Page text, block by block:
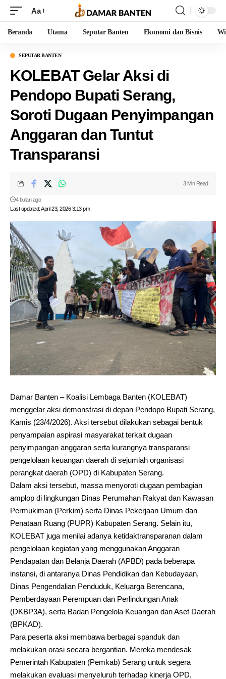
Aa
Beranda Utama Seputar Banten Ekonomi dan Bisnis
SEPUTAR BANTEN
KOLEBAT Gelar Aksi di
Pendopo Bupati Serang,
Soroti Dugaan Penyimpangan
Anggaran dan Tuntut
Transparansi
Last updated: April 23, 2026 3:13 pm
4 bulan ago
3 Min Read
Damar Banten – Koalisi Lembaga Banten (KOLEBAT)
menggelar aksi demonstrasi di depan Pendopo Bupati Serang,
Kamis (23/4/2026). Aksi tersebut dilakukan sebagai bentuk
penyampaian aspirasi masyarakat terkait dugaan
penyimpangan anggaran serta kurangnya transparansi
pengelolaan keuangan daerah di sejumlah organisasi
perangkat daerah (OPD) di Kabupaten Serang.
Dalam aksi tersebut, massa menyoroti dugaan pembagian
amplop di lingkungan Dinas Perumahan Rakyat dan Kawasan
Permukiman (Perkim) serta Dinas Pekerjaan Umum dan
Penataan Ruang (PUPR) Kabupaten Serang. Selain itu,
KOLEBAT juga menilai adanya ketidaktransparanan dalam
pengelolaan kegiatan yang menggunakan Anggaran
Pendapatan dan Belanja Daerah (APBD) pada beberapa
instansi, di antaranya Dinas Pendidikan dan Kebudayaan,
Dinas Pengendalian Penduduk, Keluarga Berencana,
Pemberdayaan Perempuan dan Perlindungan Anak
(DKBP3A), serta Badan Pengelola Keuangan dan Aset Daerah
(BPKAD).
Para peserta aksi membawa berbagai spanduk dan
melakukan orasi secara bergantian. Mereka mendesak
Pemerintah Kabupaten (Pemkab) Serang untuk segera
melakukan evaluasi menyeluruh terhadap kinerja OPD,